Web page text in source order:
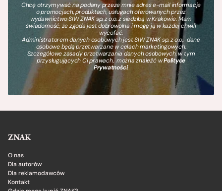
Chcę otrzymywać na podany przeze mnie adres e-mail informacje
o promocjach, produktach, usługach oferowanych przez
wydawnictwo SIW ZNAK sp. z o.o. z siedzibą w Krakowie. Mam
świadomość, że zgoda jest dobrowolna i mogę ją w każdej chwili
wycofać.
Administratorem danych osobowych jest SIW ZNAK sp. z o.o., dane
osobowe będą przetwarzane w celach marketingowych.
Szczegółowe zasady przetwarzania danych osobowych, w tym
przysługujących Ci prawach, można znaleźć wPolityce
Prywatności.
ZNAK
O nas
Dla autorów
Dla reklamodawców
Kontakt